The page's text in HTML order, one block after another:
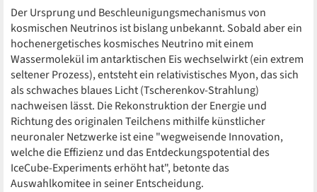
Der Ursprung und Beschleunigungsmechanismus von
kosmischen Neutrinos ist bislang unbekannt. Sobald aber ein
hochenergetisches kosmisches Neutrino mit einem
Wassermolekül im antarktischen Eis wechselwirkt (ein extrem
seltener Prozess), entsteht ein relativistisches Myon, das sich
als schwaches blaues Licht (Tscherenkov-Strahlung)
nachweisen lässt. Die Rekonstruktion der Energie und
Richtung des originalen Teilchens mithilfe künstlicher
neuronaler Netzwerke ist eine "wegweisende Innovation,
welche die Effizienz und das Entdeckungspotential des
IceCube-Experiments erhöht hat", betonte das
Auswahlkomitee in seiner Entscheidung.